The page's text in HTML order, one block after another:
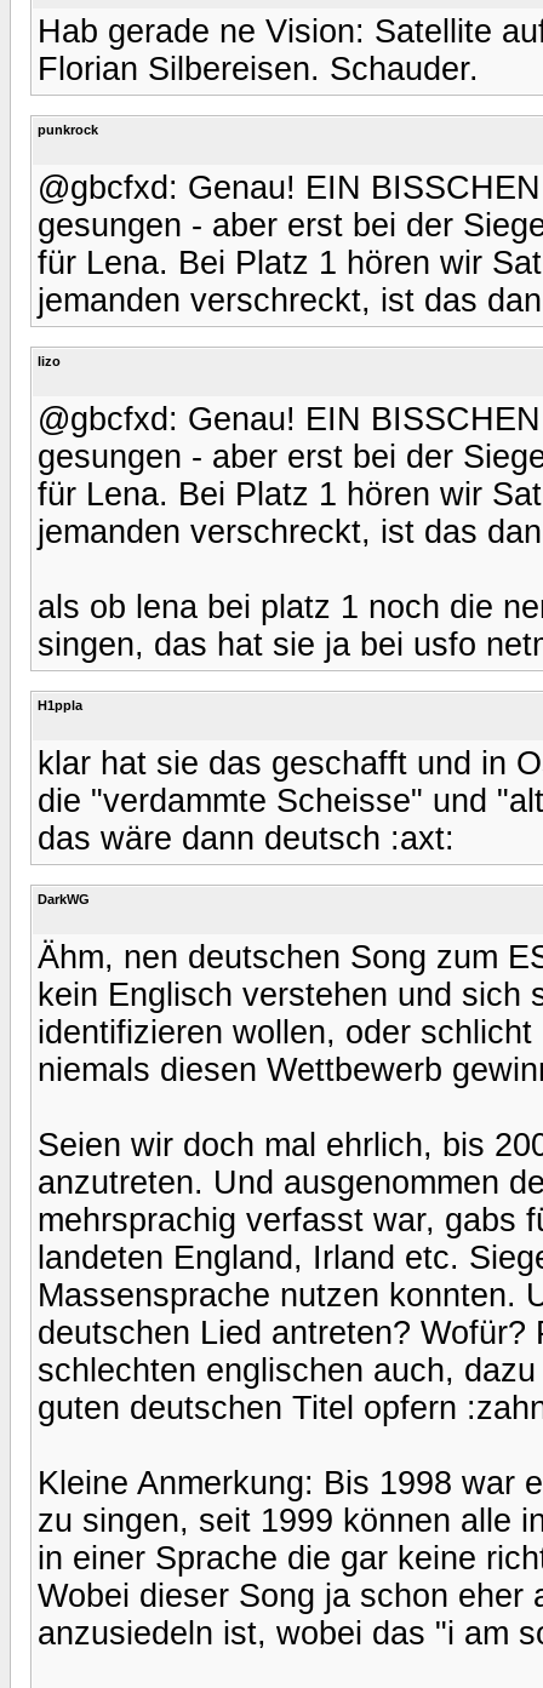
Hab gerade ne Vision: Satellite
Florian Silbereisen. Schauder.
punkrock
@gbcfxd: Genau! EIN
gesungen - aber erst bei der
für Lena. Bei Platz 1 hören wir
jemanden verschreckt, ist das
lizo
@gbcfxd: Genau! EIN
gesungen - aber erst bei der
für Lena. Bei Platz 1 hören wir
jemanden verschreckt, ist das
als ob lena bei platz 1 noch die
singen, das hat sie ja bei usfo
H1ppla
klar hat sie das geschafft und in
die "verdammte Scheisse" und
das wäre dann deutsch :axt:
DarkWG
Ähm, nen deutschen Song zum
kein Englisch verstehen und sich
identifizieren wollen, oder
niemals diesen Wettbewerb
Seien wir doch mal ehrlich, bis
anzutreten. Und ausgenommen
mehrsprachig verfasst war, gabs
landeten England, Irland etc.
Massensprache nutzen konnten.
deutschen Lied antreten?
schlechten englischen auch,
guten deutschen Titel opfern
Kleine Anmerkung: Bis 1998 war
zu singen, seit 1999 können alle
in einer Sprache die gar keine
Wobei dieser Song ja schon eher
anzusiedeln ist, wobei das "i am